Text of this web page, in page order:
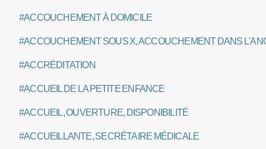
#ACCOUCHEMENT À DOMICILE
#ACCOUCHEMENT SOUS X, ACCOUCHEMENT DANS
#ACCRÉDITATION
#ACCUEIL DE LA PETITE ENFANCE
#ACCUEIL, OUVERTURE, DISPONIBILITÉ
#ACCUEILLANTE, SECRÉTAIRE MÉDICALE